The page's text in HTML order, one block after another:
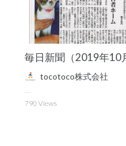
毎日新聞（2019年10
tocotoco株式会社
790 Views